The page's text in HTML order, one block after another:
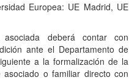
Europea: UE Madrid, UE
deberá contar con
ante el Departamento de
a la formalización de la
o familiar directo con